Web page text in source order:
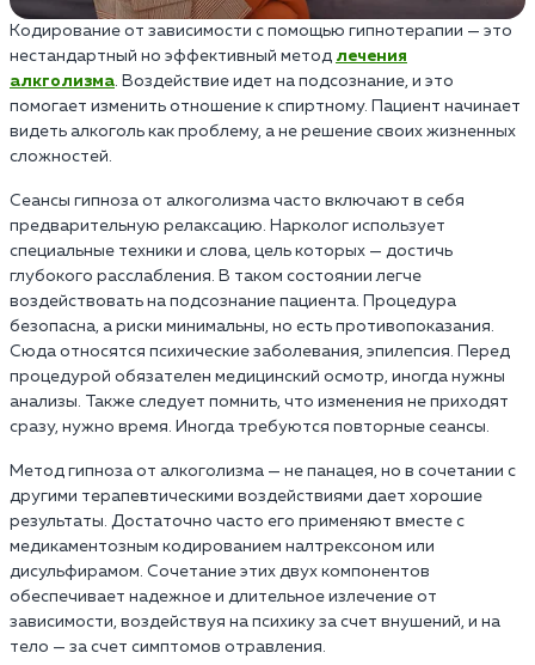
Кодирование от зависимости с помощью гипнотерапии — это
нестандартный но эффективный метод лечения
алкголизма . Воздействие идет на подсознание, и это
помогает изменить отношение к спиртному. Пациент начинает
видеть алкоголь как проблему, а не решение своих жизненных
сложностей.
Сеансы гипноза от алкоголизма часто включают в себя
предварительную релаксацию. Нарколог использует
специальные техники и слова, цель которых — достичь
глубокого расслабления. В таком состоянии легче
воздействовать на подсознание пациента. Процедура
безопасна, а риски минимальны, но есть противопоказания.
Сюда относятся психические заболевания, эпилепсия. Перед
процедурой обязателен медицинский осмотр, иногда нужны
анализы. Также следует помнить, что изменения не приходят
сразу, нужно время. Иногда требуются повторные сеансы.
Метод гипноза от алкоголизма — не панацея, но в сочетании с
другими терапевтическими воздействиями дает хорошие
результаты. Достаточно часто его применяют вместе с
медикаментозным кодированием налтрексоном или
дисульфирамом. Сочетание этих двух компонентов
обеспечивает надежное и длительное излечение от
зависимости, воздействуя на психику за счет внушений, и на
тело — за счет симптомов отравления.